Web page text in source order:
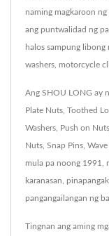
naming magkaroon
ang puntwalidad ng
halos sampung
washers, motorcycle
Ang SHOU LONG ay
Plate Nuts, Toothed
Washers, Push on
Nuts, Snap Pins,
mula pa noong 1991,
karanasan,
pangangailangan ng
Tingnan ang aming